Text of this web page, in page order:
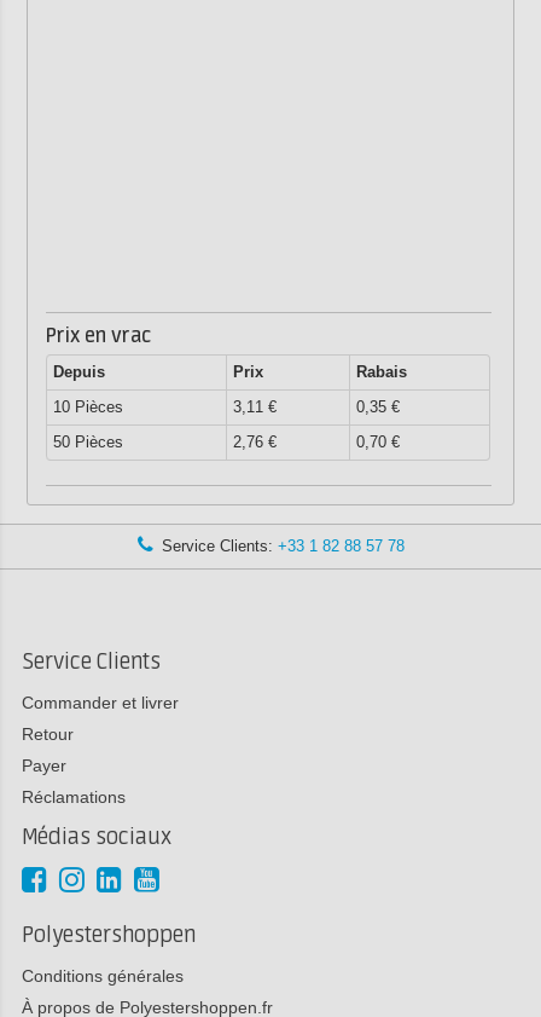
Prix en vrac
Depuis Prix
Rabais
10 Pièces
3,11 €
0,35 €
50 Pièces
2,76 € 0,70 €
Service Clients: +33 1 82 88 57 78
Service Clients
Commander et livrer
Retour
Payer
Réclamations
Médias sociaux
Polyestershoppen
Conditions générales
À propos de Polyestershoppen.fr